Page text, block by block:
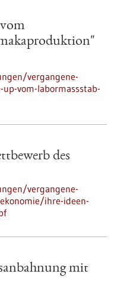
vergangene-
vom-labormassstab-
des
vergangene-
ihre-ideen-
mit